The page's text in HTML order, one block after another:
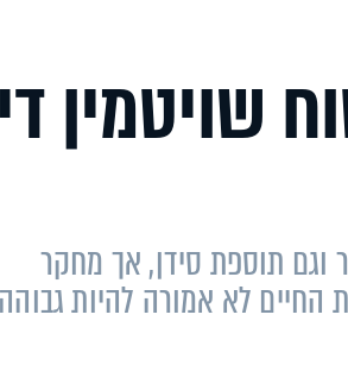
שויטמין די
וגם תוספת סידן, אך מחקר
החיים לא אמורה להיות גבוהה